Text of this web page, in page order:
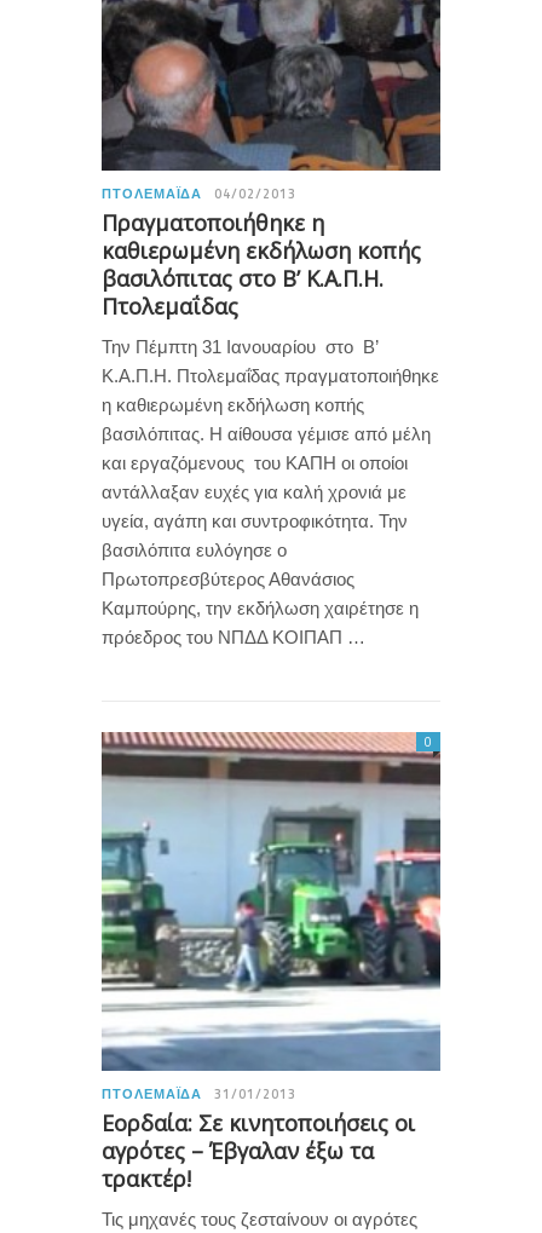
ΠΤΟΛΕΜΑΪ́ΔΑ 04/02/2013
Πραγματοποιήθηκε η
καθιερωμένη εκδήλωση κοπής
βασιλόπιτας στο Β’ Κ.Α.Π.Η.
Πτολεμαΐδας
Την Πέμπτη 31 Ιανουαρίου στο Β’
Κ.Α.Π.Η. Πτολεμαΐδας πραγματοποιήθηκε
η καθιερωμένη εκδήλωση κοπής
βασιλόπιτας. Η αίθουσα γέμισε από μέλη
και εργαζόμενους του ΚΑΠΗ οι οποίοι
αντάλλαξαν ευχές για καλή χρονιά με
υγεία, αγάπη και συντροφικότητα. Την
βασιλόπιτα ευλόγησε ο
Πρωτοπρεσβύτερος Αθανάσιος
Καμπούρης, την εκδήλωση χαιρέτησε η
πρόεδρος του ΝΠΔΔ ΚΟΙΠΑΠ …
ΠΤΟΛΕΜΑΪ́ΔΑ 31/01/2013
Εορδαία: Σε κινητοποιήσεις οι
αγρότες – Έβγαλαν έξω τα
τρακτέρ!
0
Τις μηχανές τους ζεσταίνουν οι αγρότες